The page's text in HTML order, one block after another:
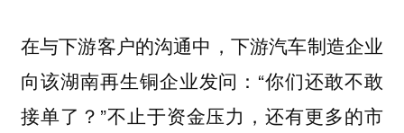
在与下游客户的沟通中，下游汽车制造企业
向该湖南再生铜企业发问：“你们还敢不敢
接单了？”不止于资金压力，还有更多的市